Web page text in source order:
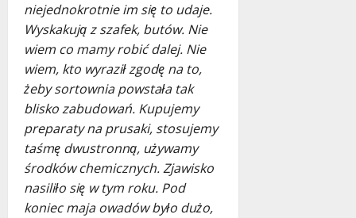
niejednokrotnie im się to udaje.
Wyskakują z szafek, butów. Nie
wiem co mamy robić dalej. Nie
wiem, kto wyraził zgodę na to,
żeby sortownia powstała tak
blisko zabudowań. Kupujemy
preparaty na prusaki, stosujemy
taśmę dwustronną, używamy
środków chemicznych. Zjawisko
nasiliło się w tym roku. Pod
koniec maja owadów było dużo,